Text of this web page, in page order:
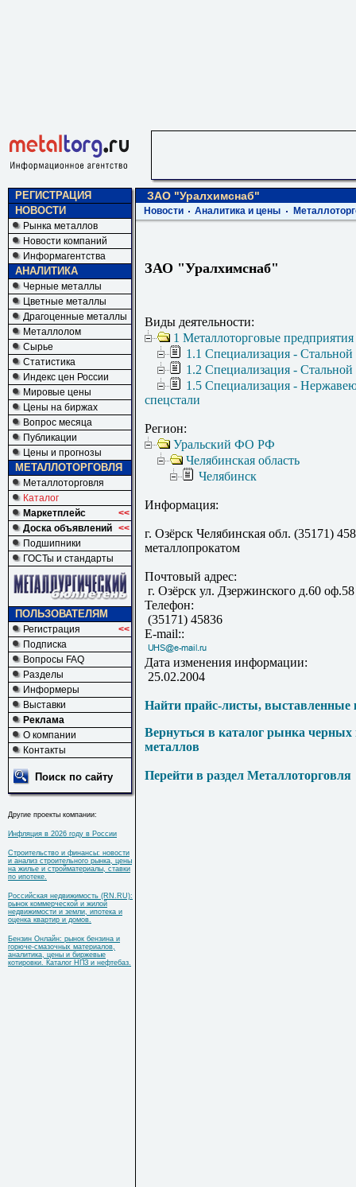
РЕГИСТРАЦИЯ
НОВОСТИ
Рынка металлов
Новости компаний
Информагентства
АНАЛИТИКА
Черные металлы
Цветные металлы
Драгоценные металлы
Металлолом
Сырье
Статистика
Индекс цен России
Мировые цены
Цены на биржах
Вопрос месяца
Публикации
Цены и прогнозы
МЕТАЛЛОТОРГОВЛЯ
Металлоторговля
Каталог
Маркетплейс
<<
Доска объявлений <<
Подшипники
ГОСТы и стандарты
ПОЛЬЗОВАТЕЛЯМ
Регистрация
<<
Подписка
Вопросы FAQ
Разделы
Информеры
Выставки
Реклама
О компании
Контакты
Поиск по сайту
Другие проекты компании:
Инфляция в 2026 году в России
Строительство и финансы: новости
и анализ строительного рынка, цены
на жилье и стройматериалы, ставки
по ипотеке.
Российская недвижимость (RN.RU):
рынок коммерческой и жилой
недвижимости и земли, ипотека и
оценка квартир и домов.
Бензин Онлайн: рынок бензина и
горюче-смазочных материалов,
аналитика, цены и биржевые
котировки. Каталог НПЗ и нефтебаз.
ЗАО "Уралхимснаб"
Новости Аналитика и цены
ЗАО "Уралхимснаб"
Виды деятельности:
1 Металлоторговые
1.1 Специализация - Стальной
1.2 Специализация -
1.5 Специализация -
спецстали
Регион:
Уральский ФО РФ
Челябинская область
Челябинск
Информация:
г. Озёрск Челябинская обл. (35171)
металлопрокатом
Почтовый адрес:
г. Озёрск ул. Дзержинского д.60 оф.58
Телефон:
(35171) 45836
E-mail::
Дата изменения информации:
25.02.2004
Найти прайс-листы, выставленные
Вернуться в каталог рынка
металлов
Перейти в раздел Металлоторговля